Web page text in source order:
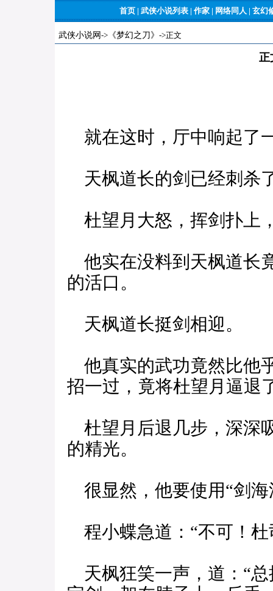
首页 | 武侠小说列表 | 作家 | 网络同人 | 玄幻
武侠小说网 -> 《梦幻之刀》 ->正文
正
就在这时，厅中响起了
天枫道长的剑已经刺杀
杜望月大怒，挥剑扑上
他实在没料到天枫道长
的活口。
天枫道长挺剑相迎。
他真实的武功竟然比他
招一过，竟将杜望月逼退
杜望月后退几步，深深
的精光。
很显然，他要使用“剑海
程小蝶急道：“不可！杜
天枫狂笑一声，道：“总